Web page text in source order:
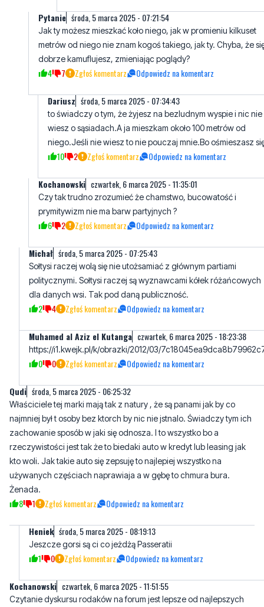
Pytanie środa, 5 marca 2025 - 07:21:54
Jak ty możesz mieszkać koło niego, jak w promieniu kilkuset
metrów od niego nie znam kogoś takiego, jak ty. Chyba, że
dobrze kamuflujesz, zmieniając poglądy?
4 7 Zgłoś komentarz Odpowiedz na komentarz
Dariusz środa, 5 marca 2025 - 07:34:43
to świadczy o tym, że żyjesz na bezludnym wyspie i nic nie
wiesz o sąsiadach.A ja mieszkam około 100 metrów od
niego.Jeśli nie wiesz to nie pouczaj mnie.Bo ośmieszasz
10 2 Zgłoś komentarz Odpowiedz na komentarz
Kochanowski czwartek, 6 marca 2025 - 11:35:01
Czy tak trudno zrozumieć że chamstwo, bucowatość i
prymitywizm nie ma barw partyjnych ?
6 2 Zgłoś komentarz Odpowiedz na komentarz
Michał środa, 5 marca 2025 - 07:25:43
Sołtysi raczej wolą się nie utożsamiać z głównym partiami
politycznymi. Sołtysi raczej są wyznawcami kółek różańcowych
dla danych wsi. Tak pod daną publiczność.
2 4 Zgłoś komentarz Odpowiedz na komentarz
Muhamed al Aziz el Kutanga czwartek, 6 marca 2025 - 18:23:38
https://i1.kwejk.pl/k/obrazki/2012/03/
0 0 Zgłoś komentarz Odpowiedz na komentarz
Qudi środa, 5 marca 2025 - 06:25:32
Właściciele tej marki mają tak z natury , że są panami jak by co
najmniej był t osoby bez ktorch by nic nie jstnalo. Świadczy tym ich
zachowanie sposób w jaki się odnosza. I to wszystko bo a
rzeczywistości jest tak że to biedaki auto w kredyt lub leasing jak
kto woli. Jak takie auto się zepsuję to najlepiej wszystko na
używanych częściach naprawiaja a w gębę to chmura bura.
Żenada.
8 1 Zgłoś komentarz Odpowiedz na komentarz
Heniek środa, 5 marca 2025 - 08:19:13
Jeszcze gorsi są ci co jeżdżą Passeratii
1 0 Zgłoś komentarz Odpowiedz na komentarz
Kochanowski czwartek, 6 marca 2025 - 11:51:55
Czytanie dyskursu rodaków na forum jest lepsze od najlepszych